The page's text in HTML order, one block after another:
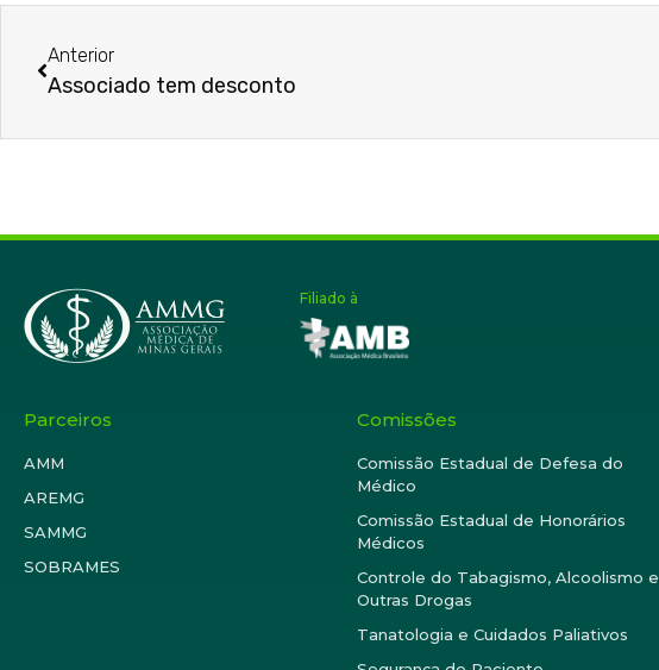
Anterior
Associado tem desconto
Filiado à
Parceiros
AMM
AREMG
SAMMG
SOBRAMES
Comissões
Comissão Estadual de Defesa do
Médico
Comissão Estadual de Honorários
Médicos
Controle do Tabagismo, Alcoolismo e
Outras Drogas
Tanatologia e Cuidados Paliativos